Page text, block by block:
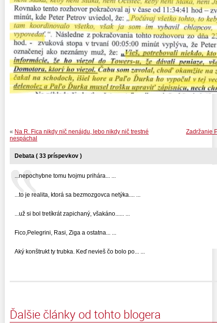
Zadržanie
« Na R. Fica nikdy nič nenájdu, lebo nikdy nič trestné
nespáchal
Debata ( 33 príspevkov )
...nepochybne tomu tvojmu prihára... ...
...to je realita, ktorá sa bezmozgovca netýka.... ...
...už si bol tretíkrát zapichaný, všakáno...... ...
Fico,Pelegrini, Rasi, Ziga a ostatna... ...
Aký konštrukt ty trubka. Keď nevieš čo bolo po... ...
Ďalšie články od tohto blogera